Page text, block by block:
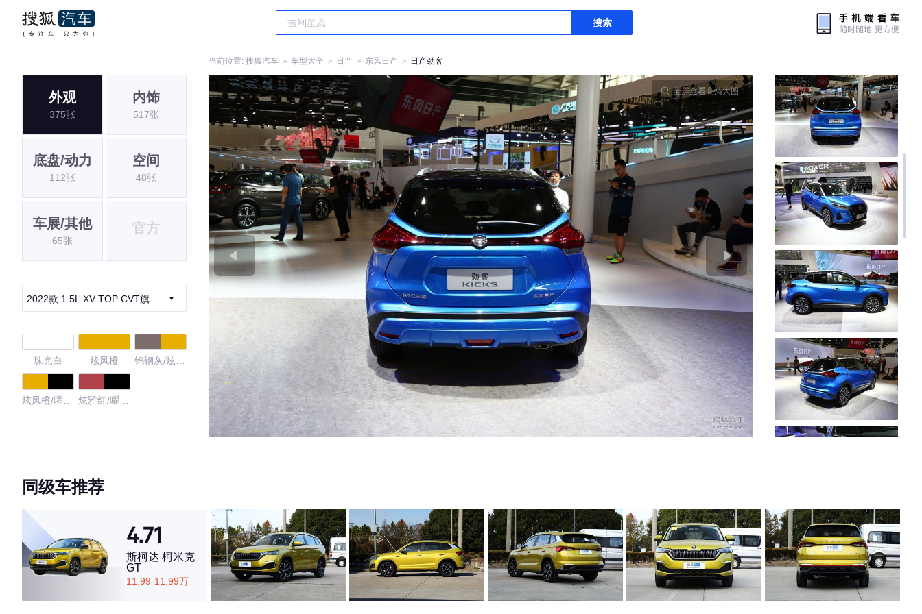
搜索
当前位置: 搜狐汽车 ＞ 车型大全 ＞ 日产 ＞ 东风日产 ＞ 日产劲客
外观
375张
内饰
517张
底盘/动力
112张
空间
48张
车展/其他
65张
官方
2022款 1.5L XV TOP CVT旗舰
珠光白 炫风橙
钨钢灰/炫风
炫风橙/曜石
炫雅红/曜石
·内饰表现较为优秀，优于59%同级车
·空间表现较为优秀，优于69%同级车
全屏查看高清大图
同级车推荐
4.71
斯柯达 柯米克
GT
11.99-11.99万